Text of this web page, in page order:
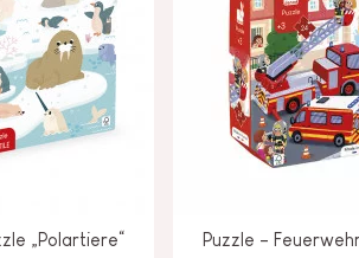
„Polartiere“ Puzzle -